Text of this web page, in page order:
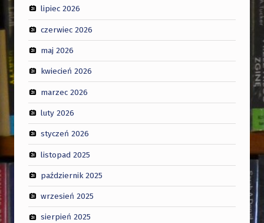
lipiec 2026
czerwiec 2026
maj 2026
kwiecień 2026
marzec 2026
luty 2026
styczeń 2026
listopad 2025
październik 2025
wrzesień 2025
sierpień 2025